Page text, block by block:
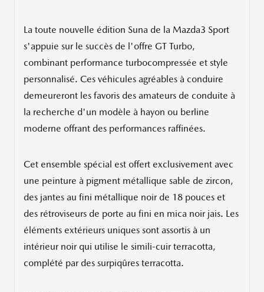
La toute nouvelle édition Suna de la Mazda3 Sport
s'appuie sur le succès de l'offre GT Turbo,
combinant performance turbocompressée et style
personnalisé. Ces véhicules agréables à conduire
demeureront les favoris des amateurs de conduite à
la recherche d'un modèle à hayon ou berline
moderne offrant des performances raffinées.
Cet ensemble spécial est offert exclusivement avec
une peinture à pigment métallique sable de zircon,
des jantes au fini métallique noir de 18 pouces et
des rétroviseurs de porte au fini en mica noir jais. Les
éléments extérieurs uniques sont assortis à un
intérieur noir qui utilise le simili-cuir terracotta,
complété par des surpiqûres terracotta.